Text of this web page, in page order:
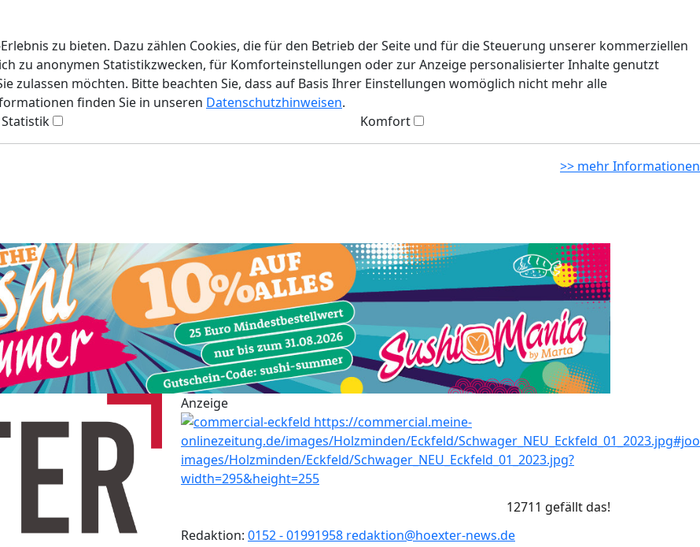
zu bieten. Dazu zählen Cookies, die für den Betrieb der Seite und für die Steuerung unserer kommerziellen
zu anonymen Statistikzwecken, für Komforteinstellungen oder zur Anzeige personalisierter Inhalte genutzt
zulassen möchten. Bitte beachten Sie, dass auf Basis Ihrer Einstellungen womöglich nicht mehr alle
finden Sie in unseren Datenschutzhinweisen.
Statistik Komfort
>> mehr Informationen
Anzeige
12711 gefällt das!
Redaktion: 0152 - 01991958 redaktion@hoexter-news.de